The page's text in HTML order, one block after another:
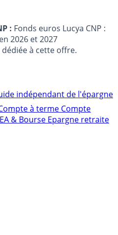
: Fonds euros Lucya CNP :
2026 et 2027
à cette offre.
indépendant de l'épargne
à terme Compte
& Bourse Epargne retraite